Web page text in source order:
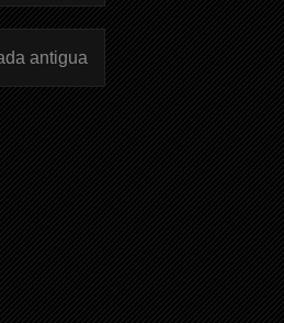
antigua